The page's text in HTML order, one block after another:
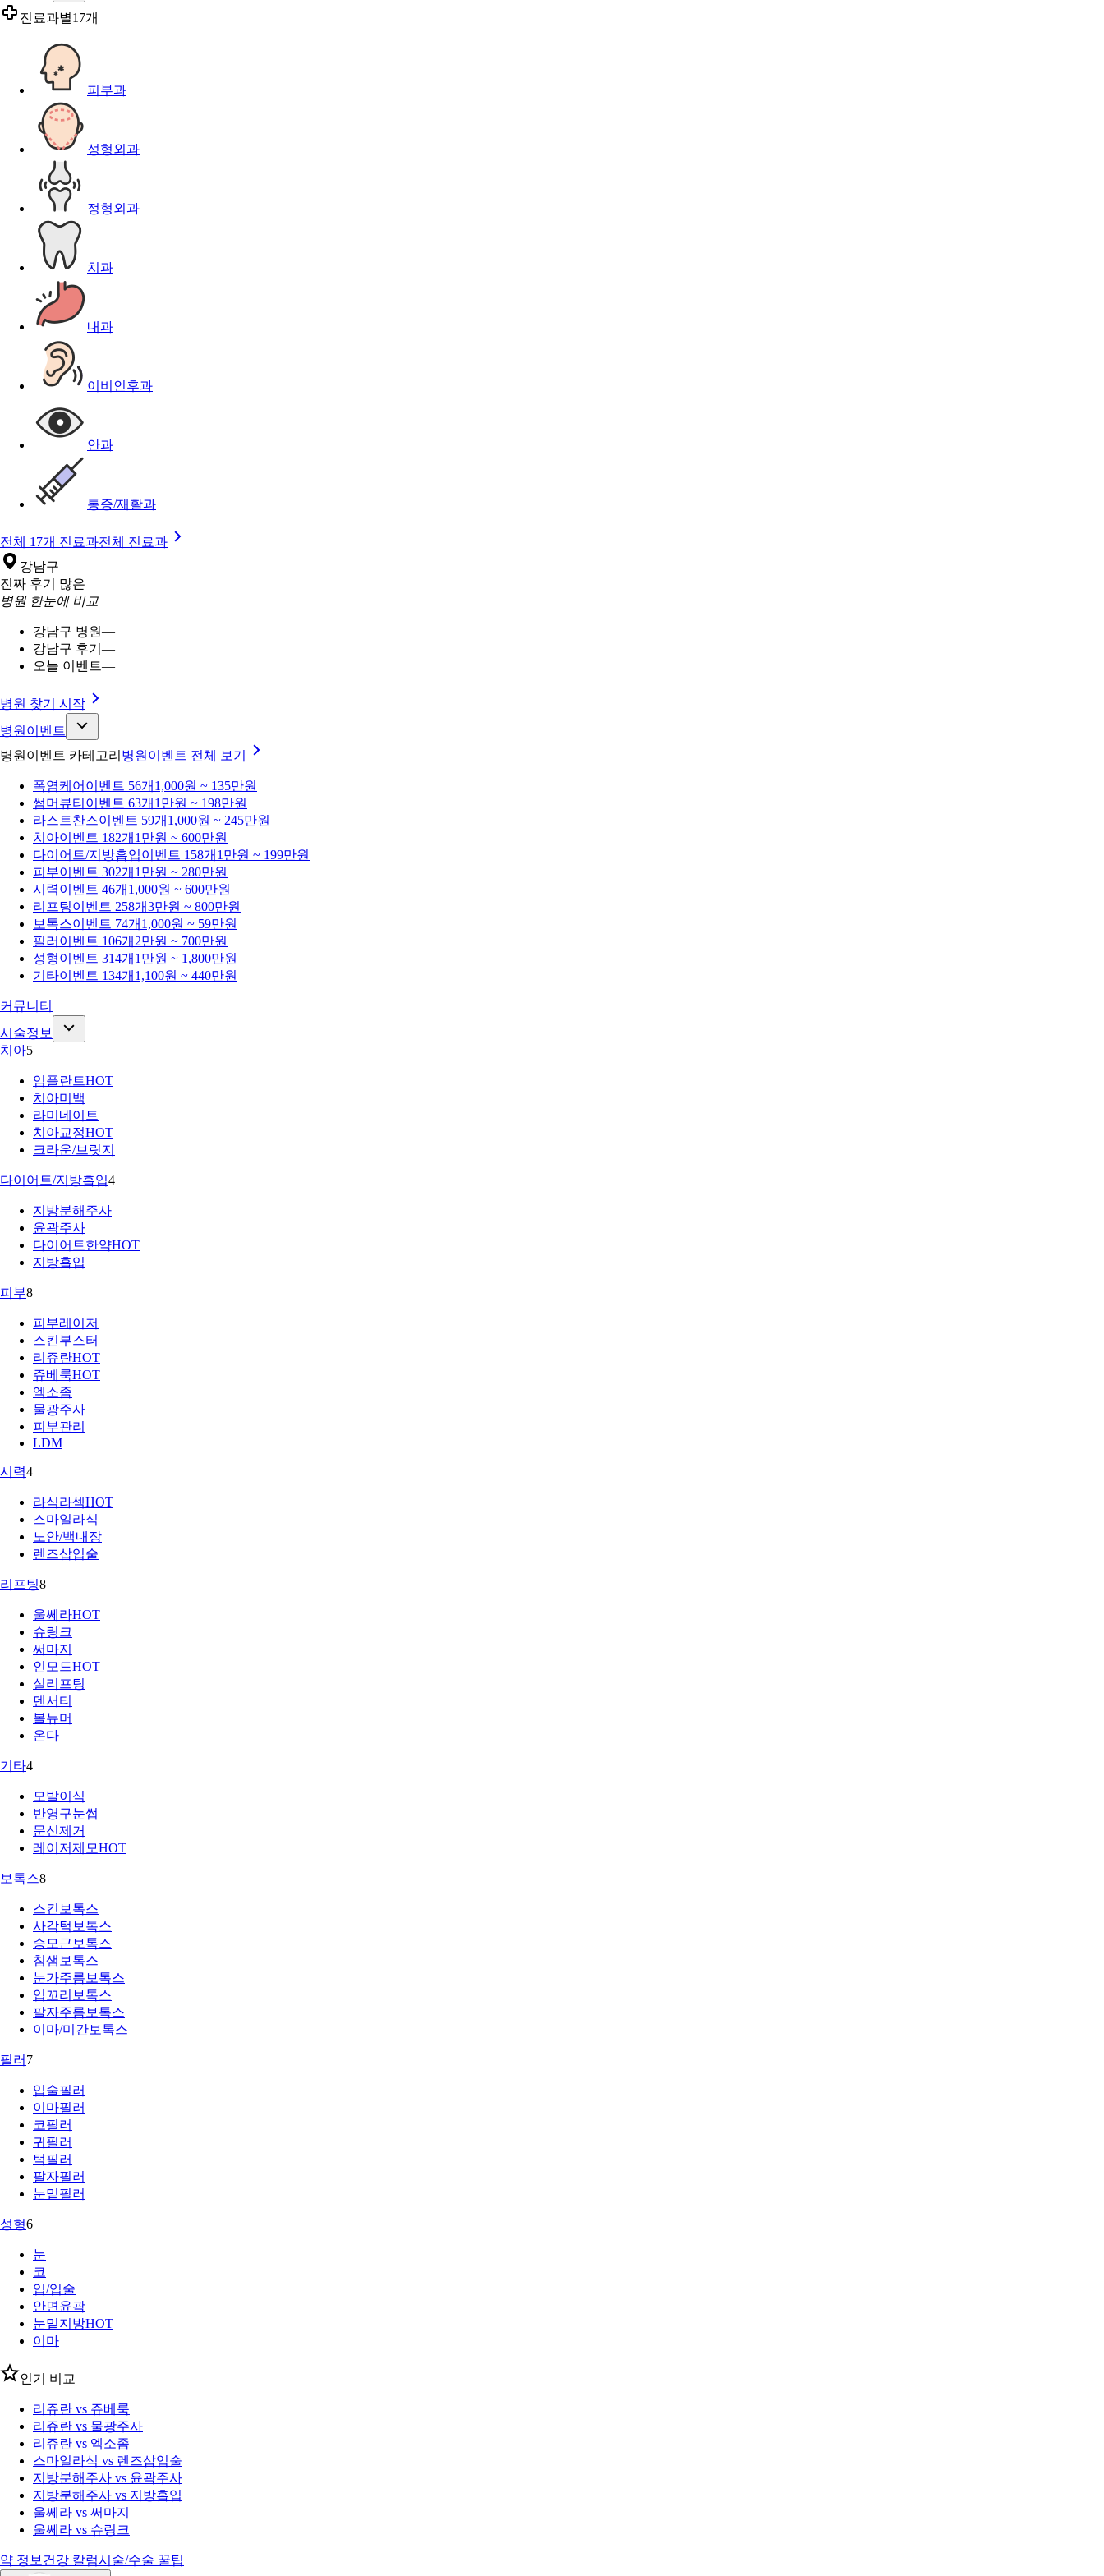
진료과별17개
피부과
성형외과
정형외과
치과
내과
이비인후과
안과
통증/재활과
전체 17개 진료과전체 진료과
강남구
진짜 후기 많은
병원 한눈에 비교
강남구 병원—
강남구 후기 —
오늘 이벤트—
병원 찾기 시작
병원이벤트
병원이벤트 카테고리 병원이벤트 전체 보기
폭염케어 이벤트 56개 1,000원 ~ 135만원
썸머뷰티 이벤트 63개 1만원 ~ 198만원
라스트찬스이벤트 59개 1,000원 ~ 245만원
치아이벤트 182개 1만원 ~ 600만원
다이어트/지방흡입이벤트 158개 1만원 ~ 199만원
피부이벤트 302개 1만원 ~ 280만원
시력이벤트 46개 1,000원 ~ 600만원
리프팅이벤트 258개3만원 ~ 800만원
보톡스이벤트 74개 1,000원 ~ 59만원
필러 이벤트 106개 2만원 ~ 700만원
성형이벤트 314개 1만원 ~ 1,800만원
기타이벤트 134개 1,100원 ~ 440만원
커뮤니티
시술정보
치아5
임플란트HOT
치아미백
라미네이트
치아교정HOT
크라운/브릿지
다이어트/지방흡입4
지방분해주사
윤곽주사
다이어트한약HOT
지방흡입
피부8
피부레이저
스킨부스터
리쥬란HOT
쥬베룩HOT
엑소좀
물광주사
피부관리
LDM
시력4
라식라섹HOT
스마일라식
노안/백내장
렌즈삽입술
리프팅8
울쎄라HOT
슈링크
써마지
인모드HOT
실리프팅
덴서티
볼뉴머
온다
기타4
모발이식
반영구눈썹
문신제거
레이저제모HOT
보톡스8
스킨보톡스
사각턱보톡스
승모근보톡스
침샘보톡스
눈가주름보톡스
입꼬리보톡스
팔자주름보톡스
이마/미간보톡스
필러 7
입술필러
이마필러
코필러
귀필러
턱필러
팔자필러
눈밑필러
성형6
눈
코
입/입술
안면윤곽
눈밑지방HOT
이마
인기 비교
리쥬란 vs 쥬베룩
리쥬란 vs 물광주사
리쥬란 vs 엑소좀
스마일라식 vs 렌즈삽입술
지방분해주사 vs 윤곽주사
지방분해주사 vs 지방흡입
울쎄라 vs 써마지
울쎄라 vs 슈링크
약 정보 건강 칼럼시술/수술 꿀팁